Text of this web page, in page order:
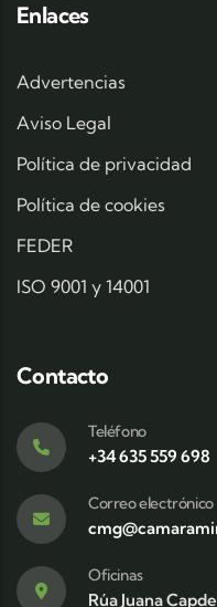
Enlaces
Advertencias
Aviso Legal
Política de privacidad
Política de cookies
FEDER
ISO 9001 y 14001
Contacto
Teléfono
+34 635 559 698
Correo electrónico
Oficinas
Rúa Juana